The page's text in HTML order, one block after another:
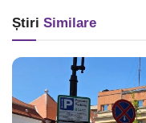
Știri Similare